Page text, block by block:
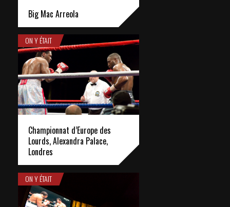
Big Mac Arreola
ON Y ÉTAIT
Championnat d’Europe des
Lourds, Alexandra Palace,
Londres
ON Y ÉTAIT